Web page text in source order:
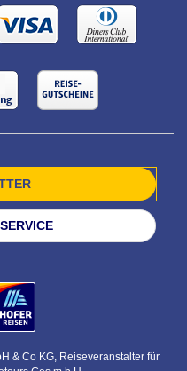
& Co KG, Reiseveranstalter für